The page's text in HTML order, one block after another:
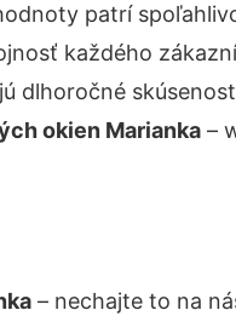
patrí
každého
dlhoročné
okien Marianka –
– nechajte to na